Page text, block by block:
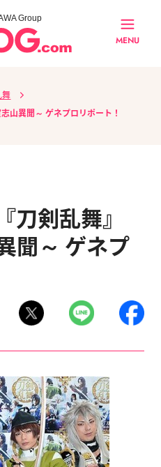
Group
MENU
舞
山異聞～ ゲネプロリポート！
刀剣乱舞』
聞～ ゲネプ